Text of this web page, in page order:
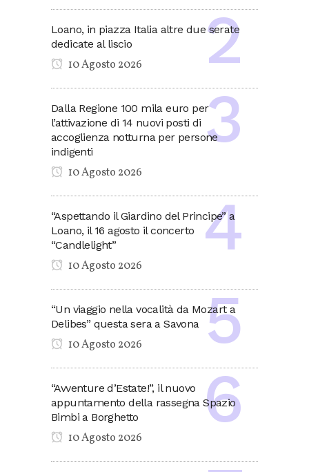
Loano, in piazza Italia altre due serate
dedicate al liscio
10 Agosto 2026
Dalla Regione 100 mila euro per
l’attivazione di 14 nuovi posti di
accoglienza notturna per persone
indigenti
10 Agosto 2026
“Aspettando il Giardino del Principe” a
Loano, il 16 agosto il concerto
“Candlelight”
10 Agosto 2026
“Un viaggio nella vocalità da Mozart a
Delibes” questa sera a Savona
10 Agosto 2026
“Avventure d’Estate!”, il nuovo
appuntamento della rassegna Spazio
Bimbi a Borghetto
10 Agosto 2026